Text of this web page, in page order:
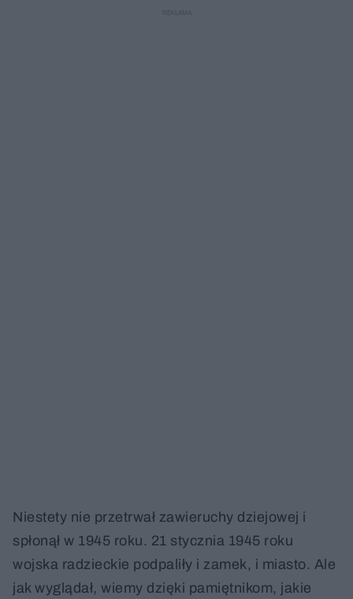
Niestety nie przetrwał zawieruchy dziejowej i
spłonął w 1945 roku. 21 stycznia 1945 roku
wojska radzieckie podpaliły i zamek, i miasto. Ale
jak wyglądał, wiemy dzięki pamiętnikom, jakie